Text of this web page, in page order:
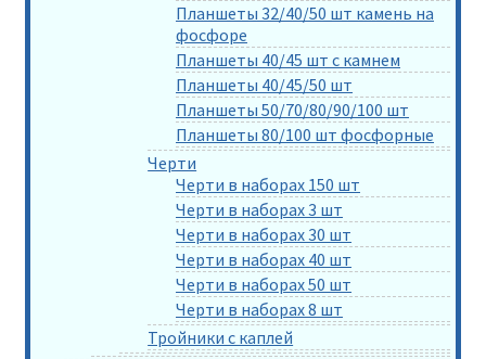
Планшеты 32/40/50 шт камень на
фосфоре
Планшеты 40/45 шт с камнем
Планшеты 40/45/50 шт
Планшеты 50/70/80/90/100 шт
Планшеты 80/100 шт фосфорные
Черти
Черти в наборах 150 шт
Черти в наборах 3 шт
Черти в наборах 30 шт
Черти в наборах 40 шт
Черти в наборах 50 шт
Черти в наборах 8 шт
Тройники с каплей